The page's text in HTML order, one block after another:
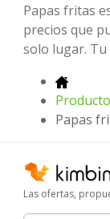
Papas fritas
precios que
solo lugar. Tu
Papas
Las ofertas,